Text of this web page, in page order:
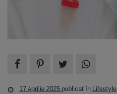
17 Aprilie 2025 publicat în Lifestyle